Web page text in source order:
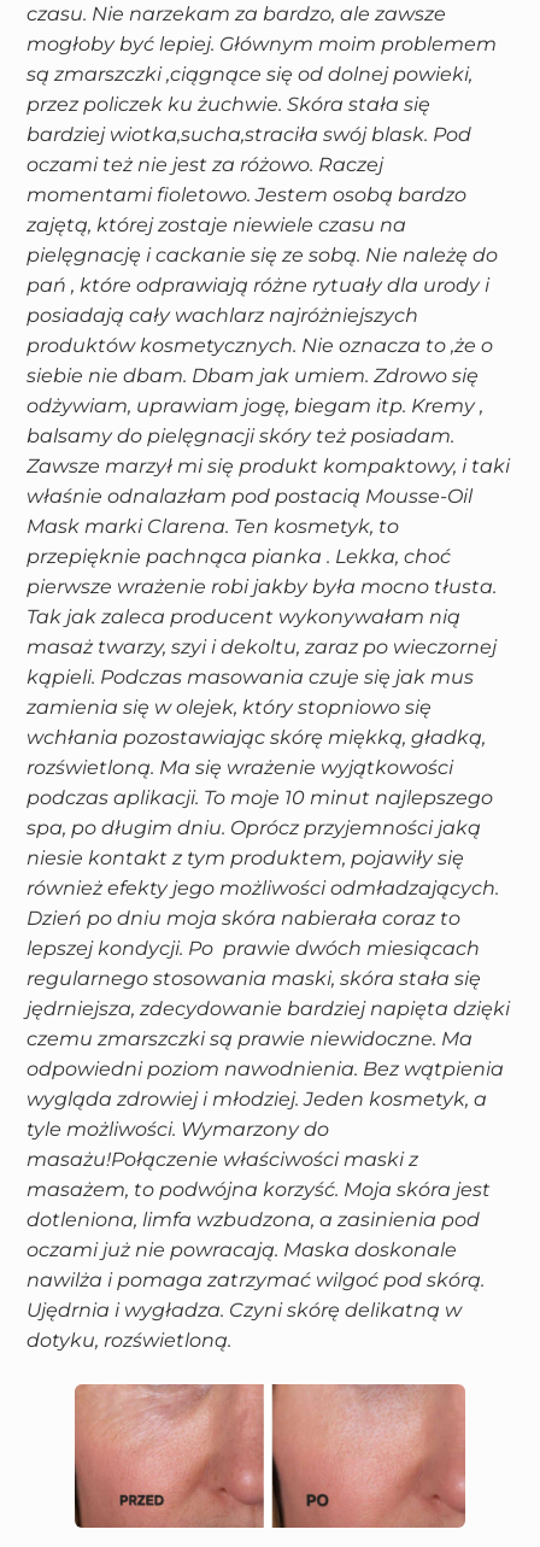
czasu. Nie narzekam za bardzo, ale zawsze
mogłoby być lepiej. Głównym moim problemem
są zmarszczki ,ciągnące się od dolnej powieki,
przez policzek ku żuchwie. Skóra stała się
bardziej wiotka,sucha,straciła swój blask. Pod
oczami też nie jest za różowo. Raczej
momentami fioletowo. Jestem osobą bardzo
zajętą, której zostaje niewiele czasu na
pielęgnację i cackanie się ze sobą. Nie należę do
pań , które odprawiają różne rytuały dla urody i
posiadają cały wachlarz najróżniejszych
produktów kosmetycznych. Nie oznacza to ,że o
siebie nie dbam. Dbam jak umiem. Zdrowo się
odżywiam, uprawiam jogę, biegam itp. Kremy ,
balsamy do pielęgnacji skóry też posiadam.
Zawsze marzył mi się produkt kompaktowy, i taki
właśnie odnalazłam pod postacią Mousse-Oil
Mask marki Clarena. Ten kosmetyk, to
przepięknie pachnąca pianka . Lekka, choć
pierwsze wrażenie robi jakby była mocno tłusta.
Tak jak zaleca producent wykonywałam nią
masaż twarzy, szyi i dekoltu, zaraz po wieczornej
kąpieli. Podczas masowania czuje się jak mus
zamienia się w olejek, który stopniowo się
wchłania pozostawiając skórę miękką, gładką,
rozświetloną. Ma się wrażenie wyjątkowości
podczas aplikacji. To moje 10 minut najlepszego
spa, po długim dniu. Oprócz przyjemności jaką
niesie kontakt z tym produktem, pojawiły się
również efekty jego możliwości odmładzających.
Dzień po dniu moja skóra nabierała coraz to
lepszej kondycji. Po prawie dwóch miesiącach
regularnego stosowania maski, skóra stała się
jędrniejsza, zdecydowanie bardziej napięta dzięki
czemu zmarszczki są prawie niewidoczne. Ma
odpowiedni poziom nawodnienia. Bez wątpienia
wygląda zdrowiej i młodziej. Jeden kosmetyk, a
tyle możliwości. Wymarzony do
masażu!Połączenie właściwości maski z
masażem, to podwójna korzyść. Moja skóra jest
dotleniona, limfa wzbudzona, a zasinienia pod
oczami już nie powracają. Maska doskonale
nawilża i pomaga zatrzymać wilgoć pod skórą.
Ujędrnia i wygładza. Czyni skórę delikatną w
dotyku, rozświetloną.